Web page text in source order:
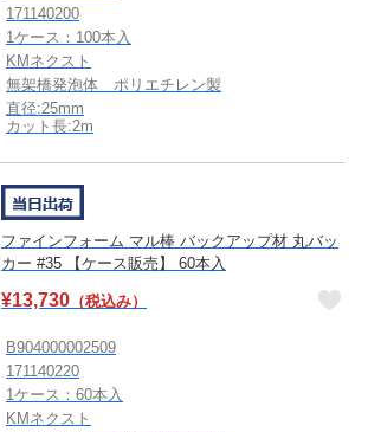
171140200
1ケース：100本入
KMネクスト
無架橋発泡体 ポリエチレン製
直径:25mm
カット長:2m
ファインフォーム マル棒 バックアップ材 丸バッ
カー #35 【ケース販売】 60本入
¥13,730 （税込み）
B904000002509
171140220
1ケース：60本入
KMネクスト